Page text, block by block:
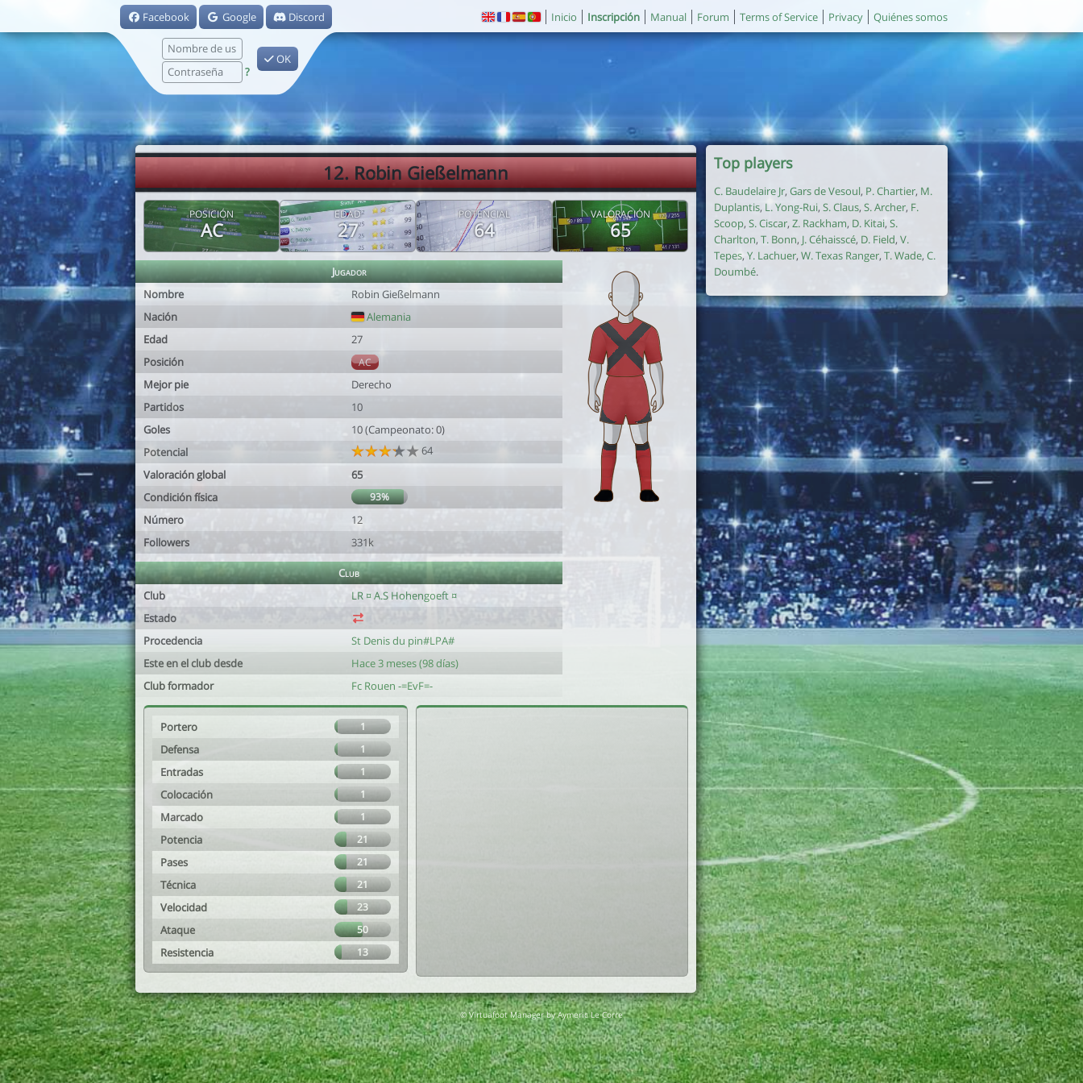
Facebook Google Discord
?
OK
Inicio Inscripción Manual Forum Terms of Service Privacy Quiénes somos
12. Robin Gießelmann
POSICIÓN
AC
EDAD
27
POTENCIAL
64
VALORACIÓN
65
Jugador
Nombre
Robin Gießelmann
Nación
Alemania
Edad
27
Posición
AC
Mejor pie
Derecho
Partidos
10
Goles
10 (Campeonato: 0)
Potencial
64
Valoración global
65
Condición física
93%
Número
12
Followers
331k
Club
Club
LR ¤ A.S Hohengoeft ¤
Estado
Procedencia
St Denis du pin#LPA#
Este en el club desde
Hace 3 meses (98 días)
Club formador
Fc Rouen -=EvF=-
Portero 1
Defensa 1
Entradas 1
Colocación 1
Marcado 1
Potencia 21
Pases 21
Técnica 21
Velocidad 23
Ataque 50
Resistencia 13
Top players
C. Baudelaire Jr, Gars de Vesoul, P. Chartier, M.
Duplantis, L. Yong-Rui, S. Claus, S. Archer, F.
Scoop, S. Ciscar, Z. Rackham, D. Kitai,S.
Charlton, T. Bonn, J. Céhaisscé, D. Field, V.
Tepes,Y. Lachuer, W. Texas Ranger, T. Wade, C.
Doumbé.
© Virtuafoot Manager by Aymeric Le Corre